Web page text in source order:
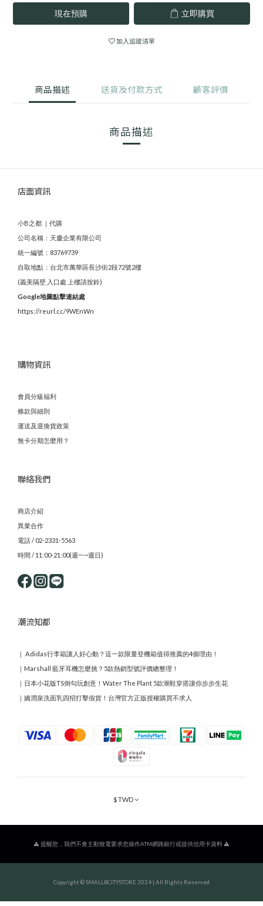
現在預購 立即購買
加入追蹤清單
商品描述 送貨及付款方式 顧客評價
商品描述
店面資訊
小B之都 ｜代購
公司名稱：天慶企業有限公司
統一編號：83769739
自取地點：台北市萬華區長沙街2段72號2樓
(義美隔壁 入口處 上樓請按鈴)
Google地圖點擊連結處
https://reurl.cc/9WEnWn
購物資訊
會員分級福利
條款與細則
運送及退換貨政策
無卡分期怎麼用？
聯絡我們
商店介紹
異業合作
電話 / 02-2331-5563
時間 / 11:00-21:00(週一~週日)
潮流知都
｜ Adidas行李箱讓人好心動？這一款限量登機箱值得推薦的4個理由！
｜ Marshall 藍牙耳機怎麼挑？5款熱銷型號評價總整理！
｜ 日本小花版TS倒勾玩創意！Water The Plant 5款潮鞋穿搭讓你步步生花
｜ 嬌潤泉洗面乳四招打擊假貨！台灣官方正版授權購買不求人
$TWD
⚠️ 提醒您，我們不會主動致電要求您操作ATM網路銀行或提供信用卡資料 ⚠️
Copyright © SMALLBCITYSTORE 2024 | All Rights Reserved